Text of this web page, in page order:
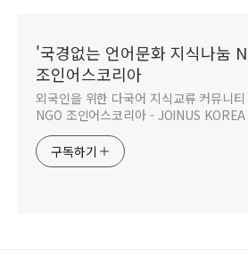
'국경없는 언어문화 지식나눔
조인어스코리아
외국인을 위한 다국어 지식교류 커뮤니
NGO 조인어스코리아 - JOINUS KOREA
구독하기